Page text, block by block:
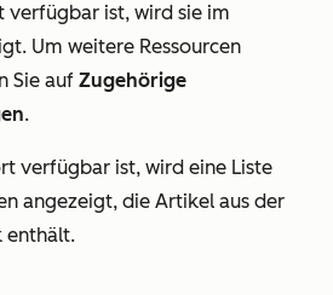
verfügbar ist, wird sie im
Um weitere Ressourcen
Sie auf Zugehörige
.
verfügbar ist, wird eine Liste
angezeigt, die Artikel aus der
enthält.